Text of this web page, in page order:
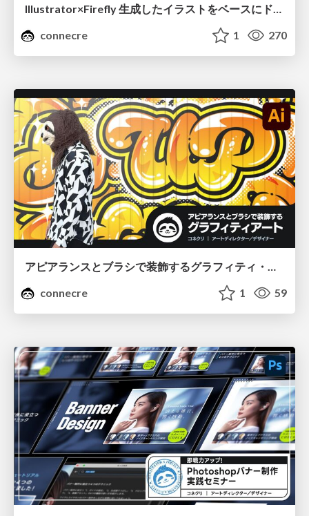
Illustrator×Firefly 生成したイラストをベースにドット絵を作ってみよう！
connecre
1 270
アピアランスとブラシで装飾するグラフィティ・アート
connecre
1 59